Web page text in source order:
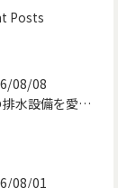
Posts
08/08
家庭の排水設備を愛知県で安全に管理する水回りメンテナンス徹底ガイド
08/01